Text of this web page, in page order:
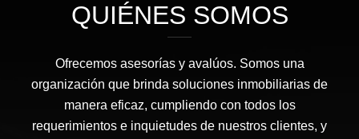
QUIÉNES SOMOS
Ofrecemos asesorías y avalúos. Somos una
organización que brinda soluciones inmobiliarias de
manera eficaz, cumpliendo con todos los
requerimientos e inquietudes de nuestros clientes, y